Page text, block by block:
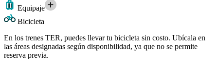
Equipaje
Bicicleta
En los trenes TER, puedes llevar tu bicicleta sin costo. Ubícala en
las áreas designadas según disponibilidad, ya que no se permite
reserva previa.